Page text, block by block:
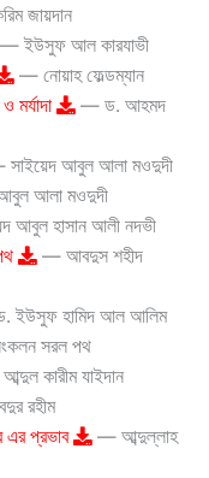
জায়দান
ইউসুফ আল কারযাভী
— নোয়াহ ফেল্ডম্যান
মর্যাদা
— ড. আহমদ
আবুল আলা মওদুদী
আলা মওদুদী
আবুল হাসান আলী নদভী
— আবদুস শহীদ
হামিদ আল আলিম
সরল পথ
কারীম যাইদান
রহীম
এর প্রভাব
— আব্দুল্লাহ